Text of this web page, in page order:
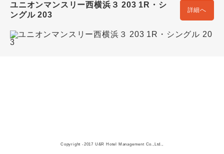
ユニオンマンスリー西横浜３ 203 1R・シ
ングル 203
詳細へ
Copyright -2017 U&R Hotel Management Co.,Ltd.,